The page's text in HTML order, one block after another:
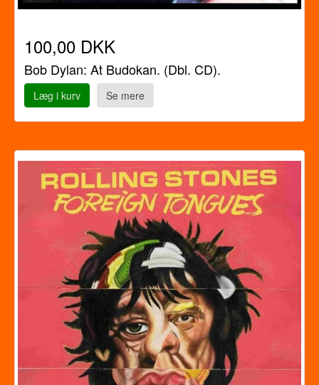
100,00 DKK
Bob Dylan: At Budokan. (Dbl. CD).
Læg i kurv Se mere